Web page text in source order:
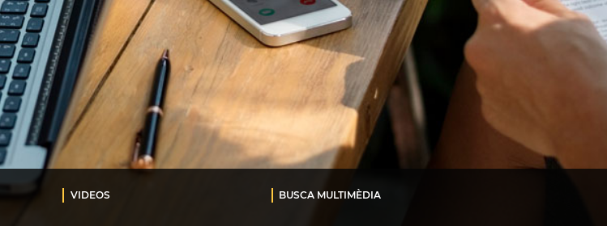
VIDEOS BUSCA MULTIMÈDIA